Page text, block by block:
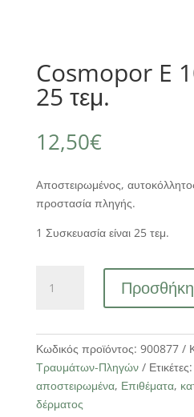
Cosmopor E
25 τεμ.
12,50€
Aποστειρωμένος,
προστασία πληγής.
1 Συσκευασία είναι 25 τεμ.
25
cm
25
τεμ.
Κωδικός προϊόντος: 900877
Τραυμάτων-Πληγών
Ετικέτες:
αποστειρωμένα, Επιθέματα,
δέρματος